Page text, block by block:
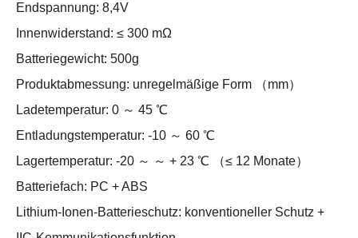
Endspannung: 8,4V
Innenwiderstand: ≤ 300 mΩ
Batteriegewicht: 500g
Produktabmessung: unregelmäßige Form （mm）
Ladetemperatur: 0 ～ 45 ℃
Entladungstemperatur: -10 ～ 60 ℃
Lagertemperatur: -20 ～ ～ + 23 ℃ （≤ 12 Monate）
Batteriefach: PC + ABS
Lithium-Ionen-Batterieschutz: konventioneller Schutz +